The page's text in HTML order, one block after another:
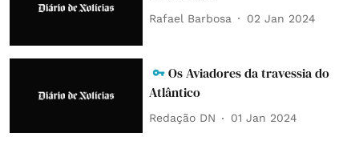
Rafael Barbosa 02 Jan 2024
Os Aviadores da travessia do
Atlântico
Redação DN 01 Jan 2024